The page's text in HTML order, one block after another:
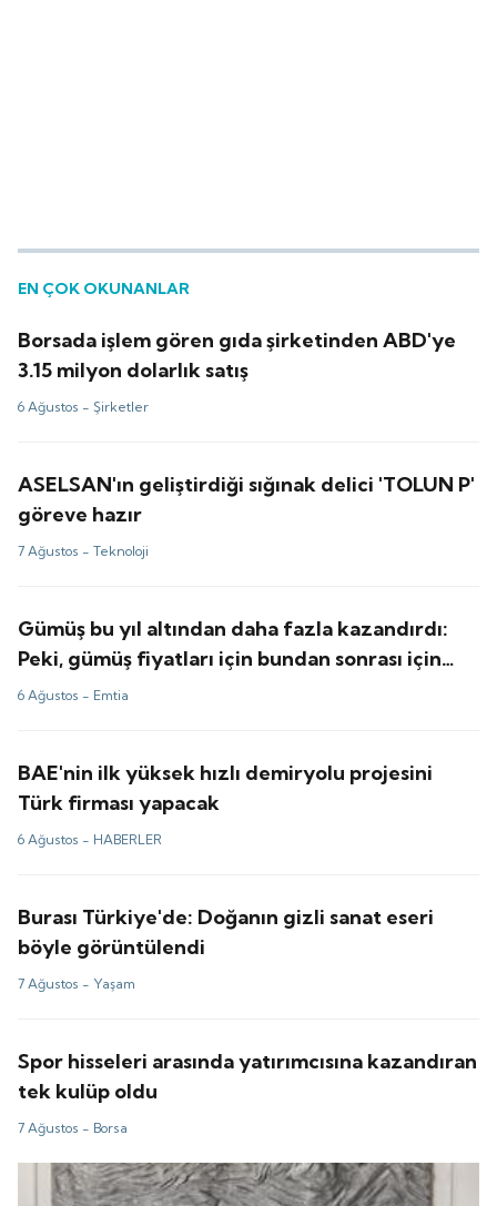
EN ÇOK OKUNANLAR
Borsada işlem gören gıda şirketinden ABD'ye
3.15 milyon dolarlık satış
6 Ağustos - Şirketler
ASELSAN'ın geliştirdiği sığınak delici 'TOLUN P'
göreve hazır
7 Ağustos -Teknoloji
Gümüş bu yıl altından daha fazla kazandırdı:
Peki, gümüş fiyatları için bundan sonrası için
tahminler ne?
6 Ağustos - Emtia
BAE'nin ilk yüksek hızlı demiryolu projesini
Türk firması yapacak
6 Ağustos - HABERLER
Burası Türkiye'de: Doğanın gizli sanat eseri
böyle görüntülendi
7 Ağustos - Yaşam
Spor hisseleri arasında yatırımcısına kazandıran
tek kulüp oldu
7 Ağustos - Borsa